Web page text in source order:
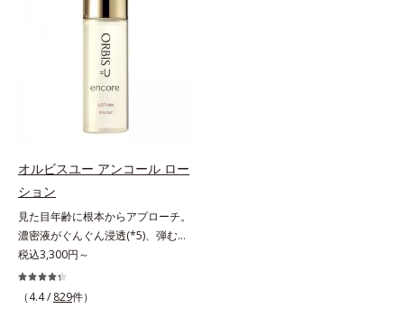
ヘキシルデカン酸アスコルビル配合
＝整肌成分*4 天然ビタミンE、イノ
シット、フィチン酸、ユズセラミ
ド、スフィンゴ糖脂質*5 テトラ2-
ヘキシルデカン酸アスコルビル、天
ン酸、ユズセラミド、スフィンゴ糖
肌成分*6 角層まで*7 うるおいによ
りキメを整えて毛穴を目立たなくす
る*8 すべての方に皮膚刺激がおき
ないというわけではありません※敏
感肌対象パッチテスト済（すべての
人に皮膚刺激がおきないというわけ
ではありません）※弱酸性（ローシ
をきっかけに、肌深く(*6)では「メ
ラニンにじみ(*1)」が発現。シミや
ソバカスという「点」だけでなく、
透明感のなさなどの「面」での透明
感を阻害する原因を引き起こしてい
ることがわかりました。そこでオル
タミンC(*7)」を採用。肌奥(*6)まで
浸透し、シミやソバカスの原因とな
るメラニンの生成を食い止めます。
またオルビス独自成分の「ブライト
VCコンプレックス(*8)」が、透明感
を阻害する原因(*9)にアプローチし
ます。さらに肌表面のなめらかさや
みずみずしさをサポートするため
オルビスユー アンコール ロー
ション
見た目年齢に根本からアプローチ。
濃密液がぐんぐん浸透(*5)、弾むよ
うな素肌へ。諦めかけていたハリ不
足、うるおい低下に先端科学ケア
(*1)でアプローチするエイジングケ
税込3,300円～
（4.4 / 829件）